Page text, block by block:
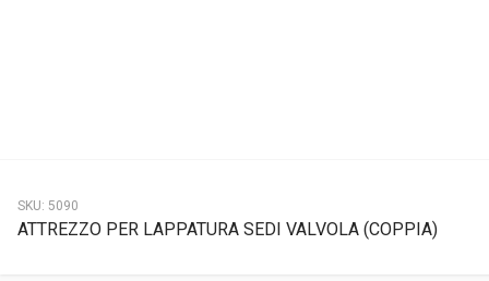
SKU: 5090
ATTREZZO PER LAPPATURA SEDI VALVOLA (COPPIA)